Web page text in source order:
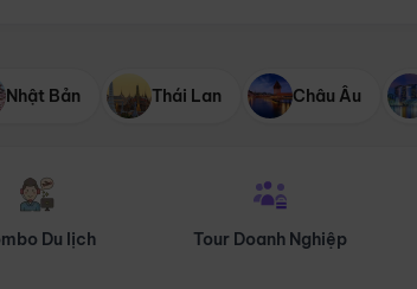
Nhật Bản Thái Lan Châu Âu
Doanh Nghiệp Du lịch Hành Hương